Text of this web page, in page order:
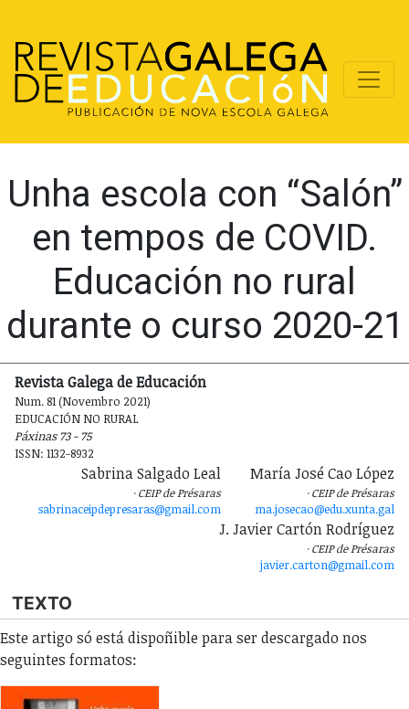
Unha escola con “Salón”
en tempos de COVID.
Educación no rural
durante o curso 2020-21
Revista Galega de Educación
Num. 81 (Novembro 2021)
EDUCACIÓN NO RURAL
Páxinas 73 - 75
ISSN: 1132-8932
J. Javier Cartón Rodríguez
CEIP de Présaras
javier.carton@gmail.com
Sabrina Salgado Leal
CEIP de Présaras
sabrinaceipdepresaras@gmail.com
María José Cao López
CEIP de Présaras
ma.josecao@edu.xunta.gal
TEXTO
Este artigo só está dispoñible para ser descargado nos
seguintes formatos: